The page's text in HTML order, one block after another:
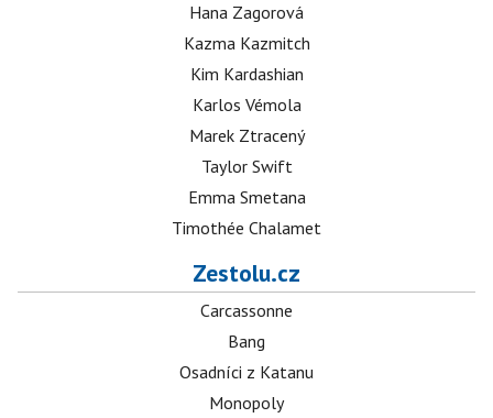
Hana Zagorová
Kazma Kazmitch
Kim Kardashian
Karlos Vémola
Marek Ztracený
Taylor Swift
Emma Smetana
Timothée Chalamet
Zestolu.cz
Carcassonne
Bang
Osadníci z Katanu
Monopoly